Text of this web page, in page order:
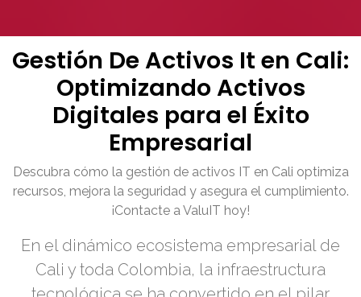
Gestión De Activos It en Cali:
Optimizando Activos
Digitales para el Éxito
Empresarial
Descubra cómo la gestión de activos IT en Cali optimiza
recursos, mejora la seguridad y asegura el cumplimiento.
¡Contacte a ValuIT hoy!
En el dinámico ecosistema empresarial de
Cali y toda Colombia, la infraestructura